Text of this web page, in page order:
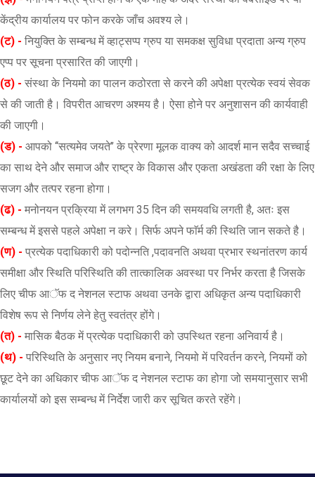
केंद्रीय कार्यालय पर फोन करके जाँच अवश्य ले।
(ट) - नियुक्ति के सम्बन्ध में व्हाट्सप्प ग्रुप या समकक्ष सुविधा प्रदाता अन्य ग्रुप
एप्प पर सूचना प्रसारित की जाएगी।
(ठ) - संस्था के नियमो का पालन कठोरता से करने की अपेक्षा प्रत्येक स्वयं सेवक
से की जाती है। विपरीत आचरण अश्मय है। ऐसा होने पर अनुशासन की कार्यवाही
की जाएगी।
(ड) - आपको ‘‘सत्यमेव जयते’’ के प्रेरणा मूलक वाक्य को आदर्श मान सदैव सच्चाई
का साथ देने और समाज और राष्ट्र के विकास और एकता अखंडता की रक्षा के लिए
सजग और तत्पर रहना होगा।
(ढ) - मनोनयन प्रक्रिया में लगभग 35 दिन की समयवधि लगती है, अतः इस
सम्बन्ध में इससे पहले अपेक्षा न करे। सिर्फ अपने फाॅर्म की स्थिति जान सकते है।
(ण) - प्रत्येक पदाधिकारी को पदोन्नति ,पदावनति अथवा प्रभार स्थनांतरण कार्य
समीक्षा और स्थिति परिस्थिति की तात्कालिक अवस्था पर निर्भर करता है जिसके
लिए चीफ आॅफ द नेशनल स्टाफ अथवा उनके द्वारा अधिकृत अन्य पदाधिकारी
विशेष रूप से निर्णय लेने हेतु स्वतंत्र होंगे।
(त) - मासिक बैठक में प्रत्येक पदाधिकारी को उपस्थित रहना अनिवार्य है।
(थ) - परिस्थिति के अनुसार नए नियम बनाने, नियमो में परिवर्तन करने, नियमों को
छूट देने का अधिकार चीफ आॅफ द नेशनल स्टाफ का होगा जो समयानुसार सभी
कार्यालयों को इस सम्बन्ध में निर्देश जारी कर सूचित करते रहेंगे।